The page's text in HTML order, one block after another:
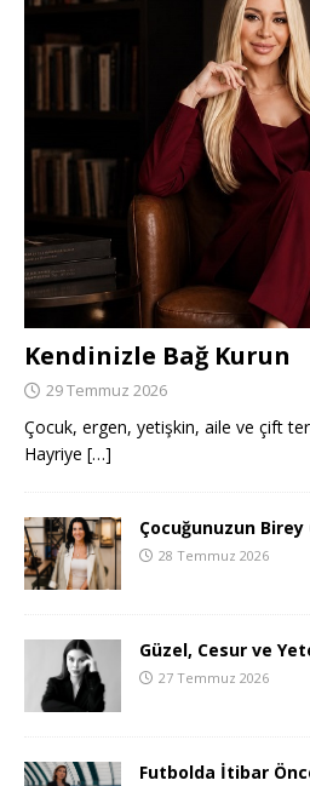
Kendinizle Bağ Kurun
29 Temmuz 2026
Çocuk, ergen, yetişkin, aile ve çift
Hayriye […]
Çocuğunuzun
28 Temmuz 2026
Güzel, Cesur ve
27 Temmuz 2026
Futbolda İtibar